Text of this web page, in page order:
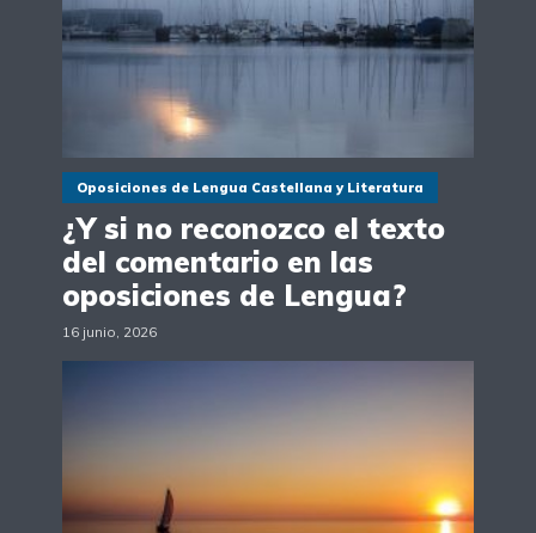
Oposiciones de Lengua Castellana y Literatura
¿Y si no reconozco el texto
del comentario en las
oposiciones de Lengua?
16 junio, 2026